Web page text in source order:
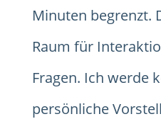
Minuten begrenzt.
Raum für
Fragen. Ich werde
persönliche